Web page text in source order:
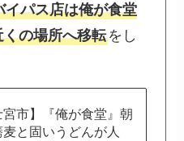
イパス店は俺が食堂
の場所へ移転をし
宮市】『俺が食堂』朝
と固いうどんが人